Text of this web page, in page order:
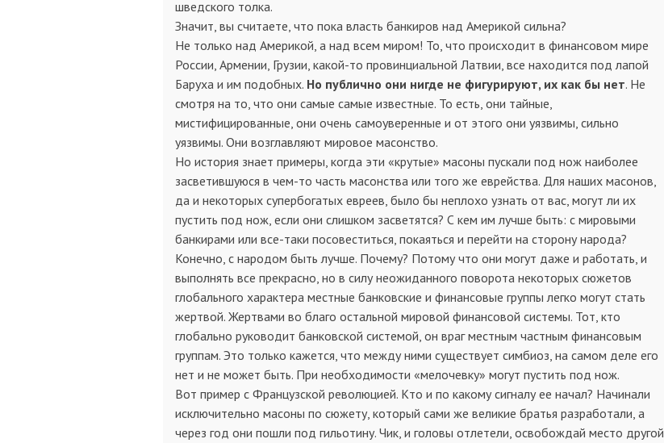
шведского толка.
Значит, вы считаете, что пока власть банкиров над Америкой сильна?
Не только над Америкой, а над всем миром! То, что происходит в финансовом мире
России, Армении, Грузии, какой-то провинциальной Латвии, все находится под лапой
Баруха и им подобных. Но публично они нигде не фигурируют, их как бы нет. Не
смотря на то, что они самые самые известные. То есть, они тайные,
мистифицированные, они очень самоуверенные и от этого они уязвимы, сильно
уязвимы. Они возглавляют мировое масонство.
Но история знает примеры, когда эти «крутые» масоны пускали под нож наиболее
засветившуюся в чем-то часть масонства или того же еврейства. Для наших масонов,
да и некоторых супербогатых евреев, было бы неплохо узнать от вас, могут ли их
пустить под нож, если они слишком засветятся? С кем им лучше быть: с мировыми
банкирами или все-таки посовеститься, покаяться и перейти на сторону народа?
Конечно, с народом быть лучше. Почему? Потому что они могут даже и работать, и
выполнять все прекрасно, но в силу неожиданного поворота некоторых сюжетов
глобального характера местные банковские и финансовые группы легко могут стать
жертвой. Жертвами во благо остальной мировой финансовой системы. Тот, кто
глобально руководит банковской системой, он враг местным частным финансовым
группам. Это только кажется, что между ними существует симбиоз, на самом деле его
нет и не может быть. При необходимости «мелочевку» могут пустить под нож.
Вот пример с Французской революцией. Кто и по какому сигналу ее начал? Начинали
исключительно масоны по сюжету, который сами же великие братья разработали, а
через год они пошли под гильотину. Чик, и головы отлетели, освобождай место другой